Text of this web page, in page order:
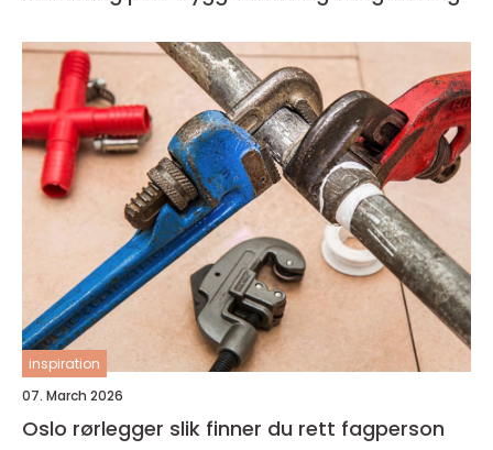
inspiration
07. March 2026
Oslo rørlegger slik finner du rett fagperson